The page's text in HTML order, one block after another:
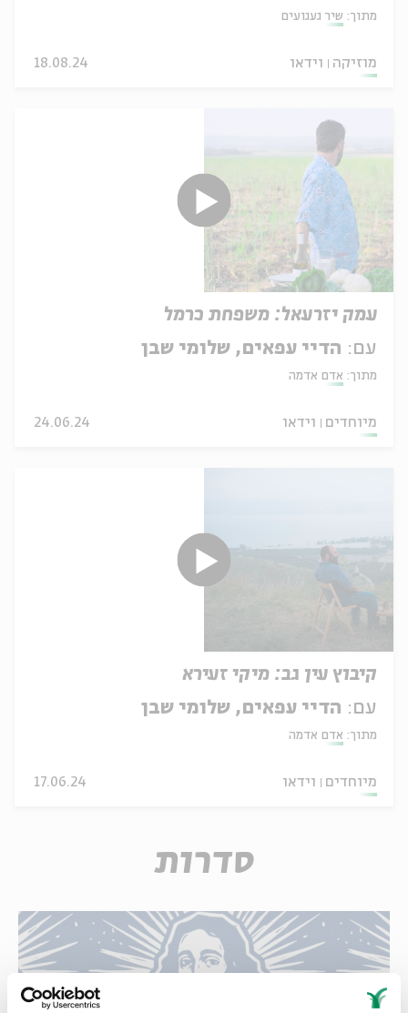
מתוך: שיר געגועים
מוזיקה וידאו 18.08.24
עמק יזרעאל: משפחת כרמל
עם: הדיי עפאים, שלומי שבן
מתוך: אדם אדמה
מיוחדים וידאו 24.06.24
קיבוץ עין גב: מיקי זעירא
עם: הדיי עפאים, שלומי שבן
מתוך: אדם אדמה
מיוחדים וידאו 17.06.24
סדרות